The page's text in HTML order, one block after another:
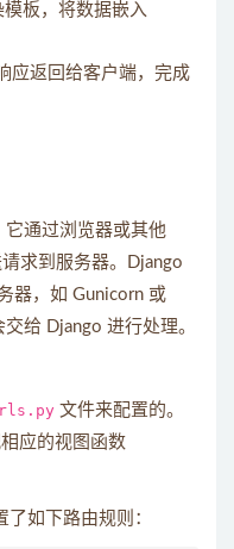
板，将数据嵌入
应返回给客户端，完成
它通过浏览器或其他
求到服务器。Django
器，如 Gunicorn 或
给 Django 进行处理。
文件来配置的。
应的视图函数
了如下路由规则：